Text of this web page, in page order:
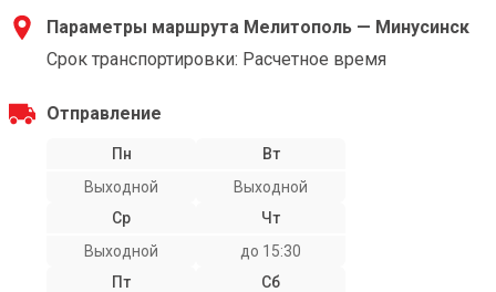
Параметры маршрута Мелитополь — Минусинск
Срок транспортировки: Расчетное время
Отправление
Пн
Выходной
Вт
Выходной
Ср
Выходной
Чт
до 15:30
Пт
Сб